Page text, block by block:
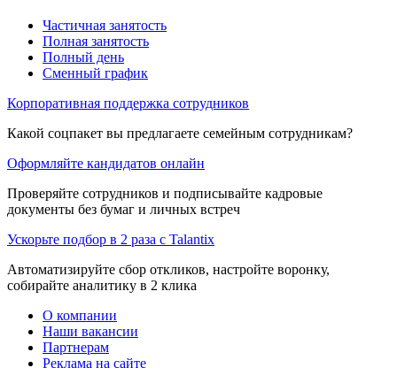
Частичная занятость
Полная занятость
Полный день
Сменный график
Корпоративная поддержка сотрудников
Какой соцпакет вы предлагаете семейным сотрудникам?
Оформляйте кандидатов онлайн
Проверяйте сотрудников и подписывайте кадровые
документы без бумаг и личных встреч
Ускорьте подбор в 2 раза с Talantix
Автоматизируйте сбор откликов, настройте воронку,
собирайте аналитику в 2 клика
О компании
Наши вакансии
Партнерам
Реклама на сайте